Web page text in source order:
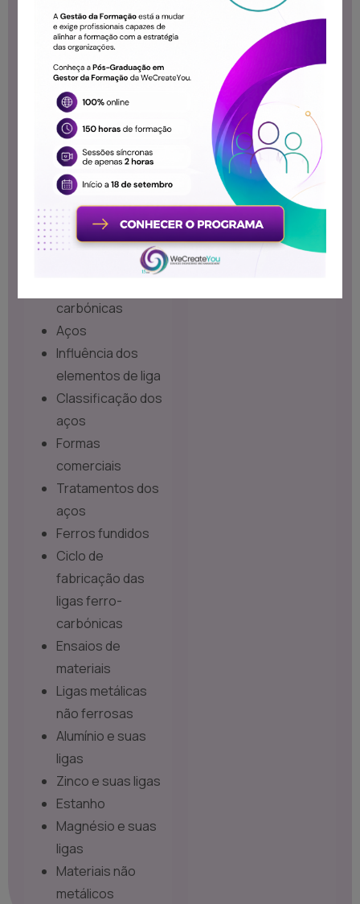
materiais
Generalidades
Propriedades
físicas, químicas e
mecânicas
Distinção de
materiais
metálicos e de
materiais não
metálicos
Metais puros e
ligas metálicas
carbónicas
Aços
Influência dos
elementos de liga
Classificação dos
aços
Formas
comerciais
Tratamentos dos
aços
Ferros fundidos
Ciclo de
fabricação das
ligas ferro-
carbónicas
Ensaios de
materiais
Ligas metálicas
não ferrosas
Alumínio e suas
ligas
Zinco e suas ligas
Estanho
Magnésio e suas
ligas
Materiais não
metálicos
necessita desse
conhecimento